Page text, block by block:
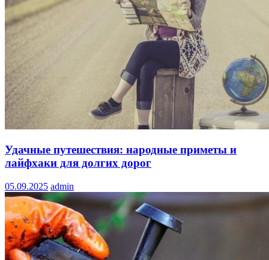
Удачные путешествия: народные приметы и
лайфхаки для долгих дорог
05.09.2025 admin